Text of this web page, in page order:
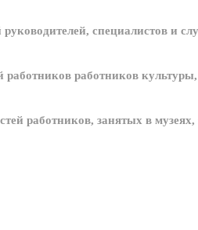
специалистов и
работников
работников, занятых в музеях,